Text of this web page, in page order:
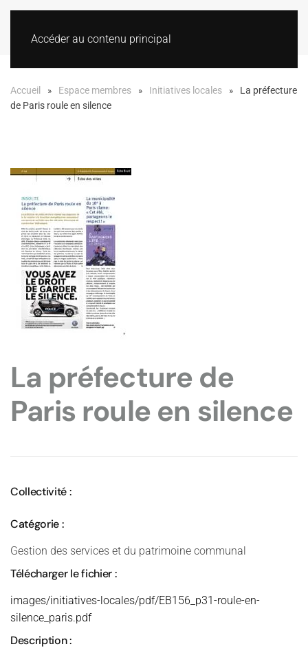
Accéder au contenu principal
Accueil Espace membres Initiatives locales
La préfecture
de Paris roule en silence
La préfecture de
Paris roule en silence
Collectivité :
Catégorie :
Gestion des services et du patrimoine communal
Télécharger le fichier :
images/initiatives-locales/pdf/EB156_p31-roule-en-
silence_paris.pdf
Description :